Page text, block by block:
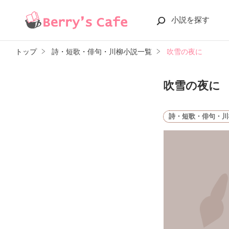
小説を探す
トップ 詩・短歌・俳句・川柳小説一覧 吹雪の夜に
吹雪の夜に
詩・短歌・俳句・